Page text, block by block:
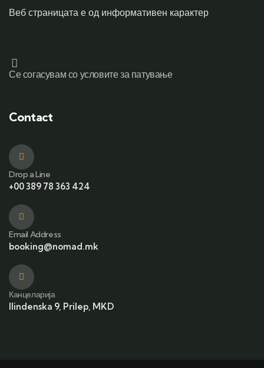
Веб страницата е од информативен карактер
Се согасувам со условите за патување
Contact
Drop a Line
+00 389 78 363 424
Email Address
booking@nomad.mk
Канцеларија
Ilindenska 9, Prilep, MKD